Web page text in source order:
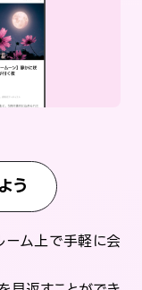
う
ーム上で手軽に会